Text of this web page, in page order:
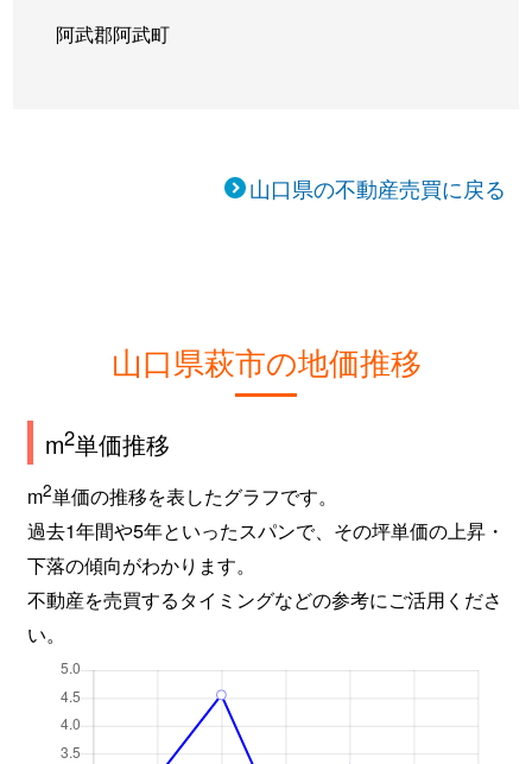
阿武郡阿武町
山口県の不動産売買に戻る
山口県萩市の地価推移
m2単価推移
m2単価の推移を表したグラフです。
過去1年間や5年といったスパンで、その坪単価の上昇・
下落の傾向がわかります。
不動産を売買するタイミングなどの参考にご活用くださ
い。